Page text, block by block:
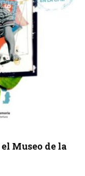
Museo de la